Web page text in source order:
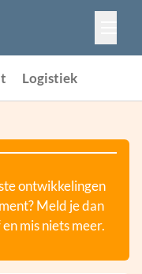
Logistiek
ontwikkelingen
Meld je dan
mis niets meer.